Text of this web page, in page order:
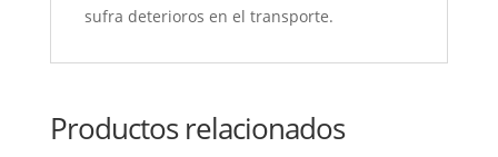
sufra deterioros en el transporte.
Productos relacionados